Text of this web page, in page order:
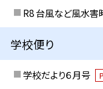
R8 台風など風水害
学校便り
学校だより６月号